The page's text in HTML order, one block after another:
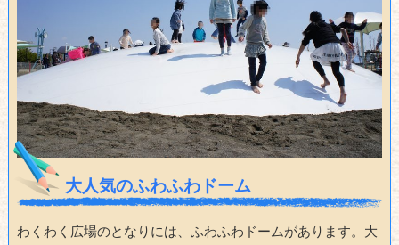
大人気のふわふわドーム
わくわく広場のとなりには、ふわふわドームがあります。大